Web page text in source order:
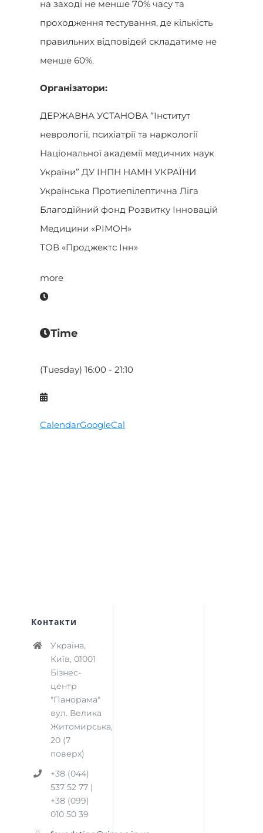
на заході не менше 70% часу та
проходження тестування, де кількість
правильних відповідей складатиме не
менше 60%.
Організатори:
ДЕРЖАВНА УСТАНОВА “Інститут
неврології, психіатрії та наркології
Національної академії медичних наук
України” ДУ ІНПН НАМН УКРАЇНИ
Українська Протиепілептична Ліга
Благодійний фонд Розвитку Інновацій
Медицини «РІМОН»
ТОВ «Проджектс Інн»
more
Time
(Tuesday) 16:00 - 21:10
CalendarGoogleCal
Контакти
Україна,
Київ, 01001
Бізнес-
центр
"Панорама"
вул. Велика
Житомирська,
20 (7
поверх)
+38 (044)
537 52 77 |
+38 (099)
010 50 39